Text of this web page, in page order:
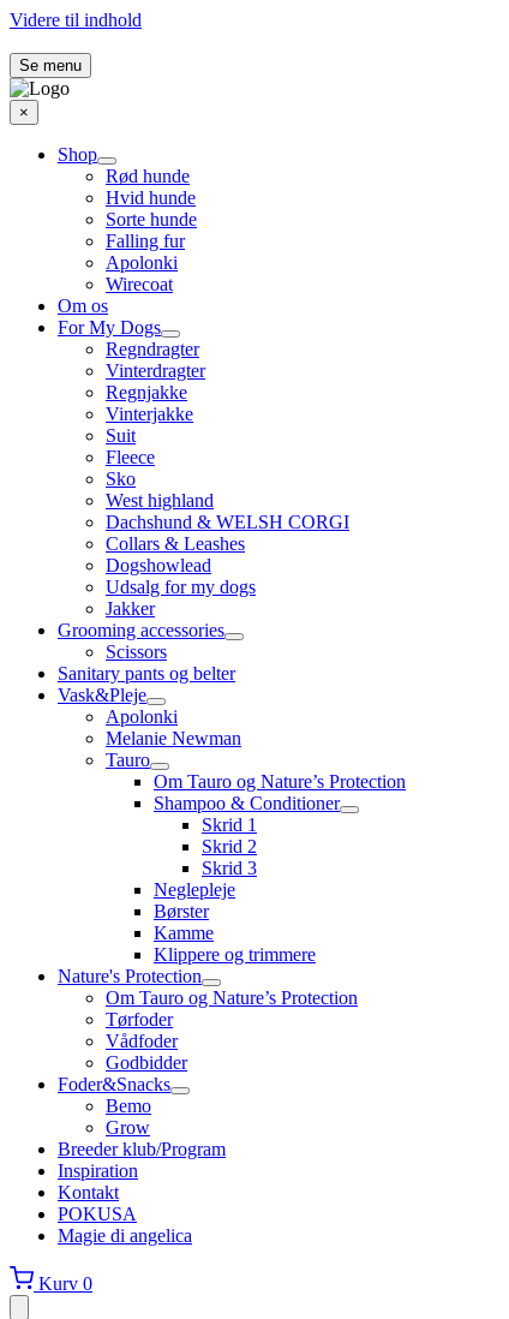
Videre til indhold
Se menu
×
Shop
Rød hunde
Hvid hunde
Sorte hunde
Falling fur
Apolonki
Wirecoat
Om os
For My Dogs
Regndragter
Vinterdragter
Regnjakke
Vinterjakke
Suit
Fleece
Sko
West highland
Dachshund & WELSH CORGI
Collars & Leashes
Dogshowlead
Udsalg for my dogs
Jakker
Grooming accessories
Scissors
Sanitary pants og belter
Vask&Pleje
Apolonki
Melanie Newman
Tauro
Om Tauro og Nature’s Protection
Shampoo & Conditioner
Skrid 1
Skrid 2
Skrid 3
Neglepleje
Børster
Kamme
Klippere og trimmere
Nature's Protection
Om Tauro og Nature’s Protection
Tørfoder
Vådfoder
Godbidder
Foder&Snacks
Bemo
Grow
Breeder klub/Program
Inspiration
Kontakt
POKUSA
Magie di angelica
Kurv 0